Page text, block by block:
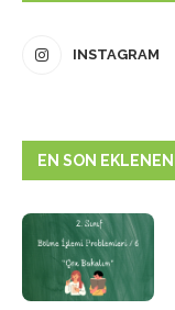
INSTAGRAM
EN SON